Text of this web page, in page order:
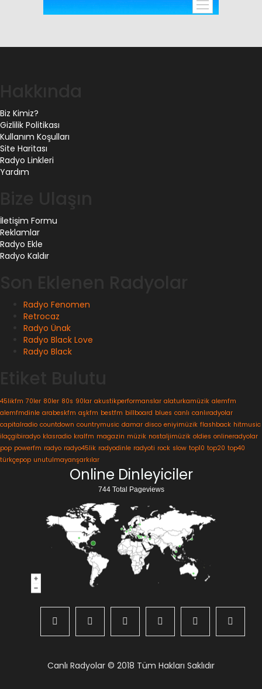
Biz Kimiz?
Gizlilik Politikası
Kullanım Koşulları
Site Haritası
Radyo Linkleri
Yardım
İletişim Formu
Reklamlar
Radyo Ekle
Radyo Kaldır
Radyo Fenomen
Retrocaz
Radyo Ünak
Radyo Black Love
Radyo Black
45likfm 70ler 80ler 80s 90lar akustikperformanslar alaturkamüzik alemfm
alemfmdinle arabeskfm aşkfm bestfm billboard blues canlı canlıradyolar
capitalradio countdown countrymusic damar disco eniyimüzik flashback hitmusic
ilaçgibiradyo klasradio kralfm magazin müzik nostaljimüzik oldies onlineradyolar
pop powerfm radyo radyo45lik radyodinle radyoti rock slow top10 top20 top40
türkçepop unutulmayanşarkılar
Online Dinleyiciler
744 Total Pageviews
Canlı Radyolar © 2018 Tüm Hakları Saklıdır